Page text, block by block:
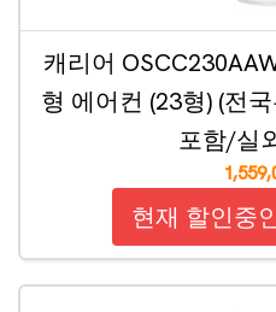
캐리어
형 에어컨 (23형) (전
포함/실
현재 할인중